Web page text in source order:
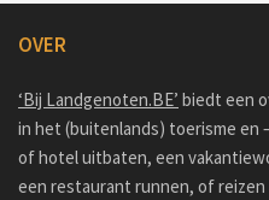
OVER
‘Bij Landgenoten.BE’ biedt een
in het (buitenlands) toerisme en
of hotel uitbaten, een
een restaurant runnen, of